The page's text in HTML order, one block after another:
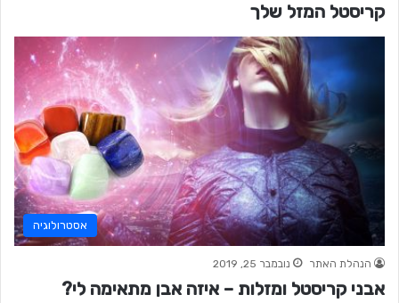
קריסטל המזל שלך
אסטרולוגיה
הנהלת האתר נובמבר 25, 2019
אבני קריסטל ומזלות – איזה אבן מתאימה לי?